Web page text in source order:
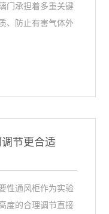
门承担着多重关键
、防止有害气体外
节更合适
性通风柜作为实验
度的合理调节直接